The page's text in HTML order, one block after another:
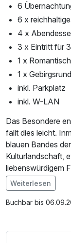
6
6 x
4 x
3 x Eintritt für
1 x
1 x
inkl. Parkplatz
inkl. W-LAN
Das Besondere
fällt dies leicht.
blauen Bandes
Kulturlandschaft,
liebenswürdigem
Besuchen Sie
erobern Sie die
Im Angebot
Parkplatz, W-LAN
Weiterlesen
Buchbar bis